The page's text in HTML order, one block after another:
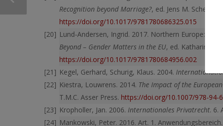
Recognition beyond Marriage?, ed. Jens M.
https://doi.org/10.1017/9781780686325.015
Lund-Andersen, Ingrid. 2017. Northern Europe:
Beyond – Gender Matters in the EU, ed. Katharina
https://doi.org/10.1017/9781780684956.002
Kegel, Gerhard, Schurig, Klaus. 2004.
Kiestra, Louwrens. 2014. The Impact of the
T.M.C. Asser Press. https://doi.org/10.1007/978-94-
Kropholler, Jan. 2006. Internationales Privatrecht. 6.
Mankowski, Peter. 2016. Art. 1.